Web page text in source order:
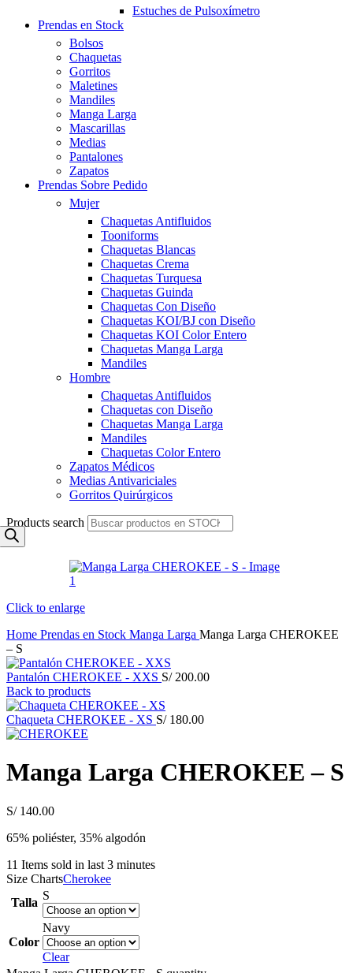
Estuches de Pulsoxímetro
Prendas en Stock
Bolsos
Chaquetas
Gorritos
Maletines
Mandiles
Manga Larga
Mascarillas
Medias
Pantalones
Zapatos
Prendas Sobre Pedido
Mujer
Chaquetas Antifluidos
Tooniforms
Chaquetas Blancas
Chaquetas Crema
Chaquetas Turquesa
Chaquetas Guinda
Chaquetas Con Diseño
Chaquetas KOI/BJ con Diseño
Chaquetas KOI Color Entero
Chaquetas Manga Larga
Mandiles
Hombre
Chaquetas Antifluidos
Chaquetas con Diseño
Chaquetas Manga Larga
Mandiles
Chaquetas Color Entero
Zapatos Médicos
Medias Antivariciales
Gorritos Quirúrgicos
Products search
Click to enlarge
Home Prendas en Stock Manga Larga Manga Larga CHEROKEE
– S
Pantalón CHEROKEE - XXS S/200.00
Back to products
Chaqueta CHEROKEE - XS S/180.00
Manga Larga CHEROKEE – S
S/140.00
65% poliéster, 35% algodón
11 Items sold in last 3 minutes
Size ChartsCherokee
Talla
S
Color
Navy
Clear